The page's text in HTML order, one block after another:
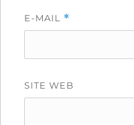
E-MAIL *
SITE WEB